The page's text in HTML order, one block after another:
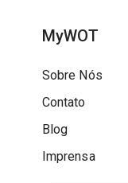
MyWOT
Sobre Nós
Contato
Blog
Imprensa